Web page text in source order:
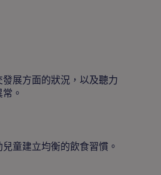
展方面的狀況，以及聽力
。
童建立均衡的飲食習慣。